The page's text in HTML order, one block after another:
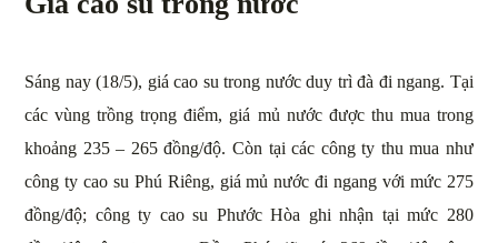
Sáng nay (18/5), giá cao su trong nước duy trì đà đi ngang. Tại
các vùng trồng trọng điểm, giá mủ nước được thu mua trong
khoảng 235 – 265 đồng/độ. Còn tại các công ty thu mua như
công ty cao su Phú Riêng, giá mủ nước đi ngang với mức 275
đồng/độ; công ty cao su Phước Hòa ghi nhận tại mức 280